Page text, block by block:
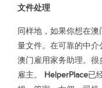
文件处理
同样地，如果你想在
量文件。在可靠的中
澳门雇用家务助理。
雇主。 HelperPlace已